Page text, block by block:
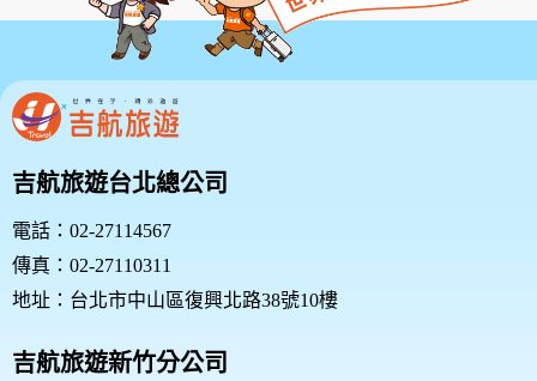
二、服務簡介
三、會員規範的修改
本網站有權隨時修改本規範。如果你不同意修改的內
容，請勿繼續使用本服務。如果你繼續使用本網站服
務，則表示您同意並接受本規範之任何修改。
您於任何修改或變更後繼續使用良友旅遊網，視為您已
閱讀、瞭解並同意接受該等修改或變更。
如果您不同意本約定書的內容，或者您所屬的國家或地
域排除本約定書內容之全部或一部時，您應立即停止使
四、服務的停止與更改
本網站有權隨時停止或更改各項會員服務的內容，並無
吉航旅遊台北總公司
電話：02-27114567
傳真：02-27110311
地址：台北市中山區復興北路38號10樓
吉航旅遊新竹分公司